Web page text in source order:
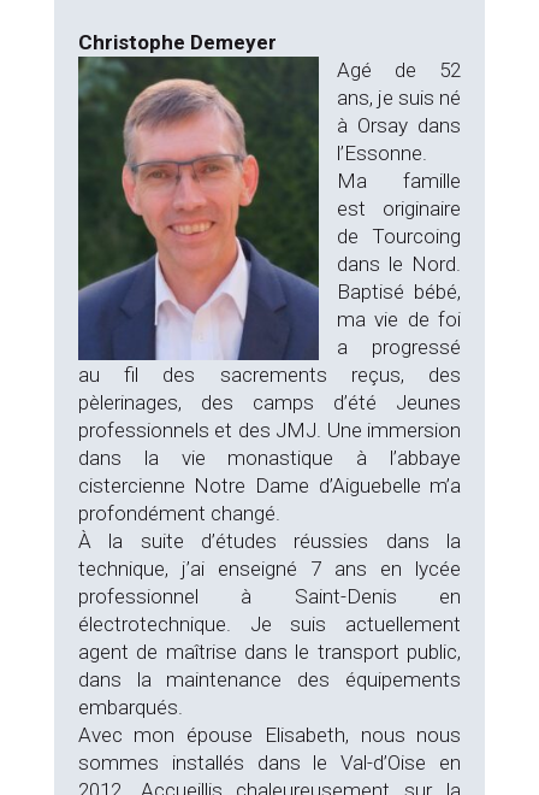
Christophe Demeyer
Agé de 52
ans, je suis né
à Orsay dans
l’Essonne.
Ma famille
est originaire
de Tourcoing
dans le Nord.
Baptisé bébé,
ma vie de foi
a progressé
au fil des sacrements reçus, des
pèlerinages, des camps d’été Jeunes
professionnels et des JMJ. Une immersion
dans la vie monastique à l’abbaye
cistercienne Notre Dame d’Aiguebelle m’a
profondément changé.
À la suite d’études réussies dans la
technique, j’ai enseigné 7 ans en lycée
professionnel à Saint-Denis en
électrotechnique. Je suis actuellement
agent de maîtrise dans le transport public,
dans la maintenance des équipements
embarqués.
Avec mon épouse Elisabeth, nous nous
sommes installés dans le Val-d’Oise en
2012. Accueillis chaleureusement sur la